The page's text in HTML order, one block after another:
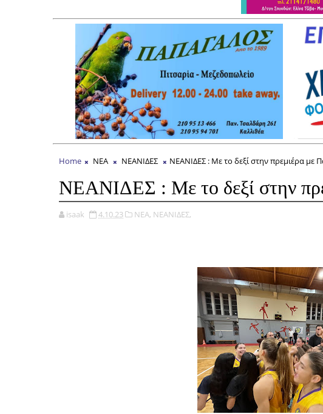
Home ΝΕΑ ΝΕΑΝΙΔΕΣ ΝΕΑΝΙΔΕΣ : Με το δεξί στην πρεμιέρα με
ΝΕΑΝΙΔΕΣ : Με το δεξί στην
isaak 4.10.23 ΝΕΑ, ΝΕΑΝΙΔΕΣ,